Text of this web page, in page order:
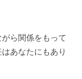
ら関係をもって
あなたにもあり